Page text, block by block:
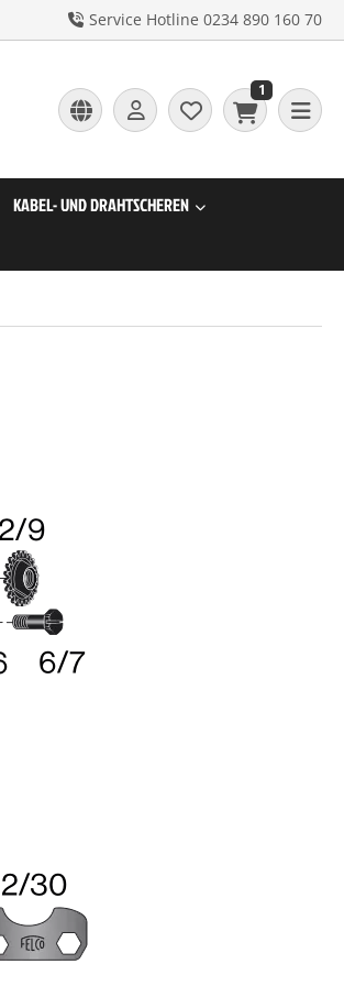
Service Hotline 0234 890 160 70
1
KABEL- UND DRAHTSCHEREN